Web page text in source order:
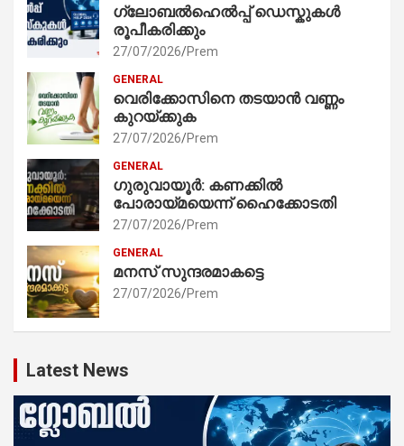
ഗ്ലോബൽഹെൽപ്പ് ഡെസ്കുകൾ
രൂപീകരിക്കും
27/07/2026 Prem
GENERAL
വെരിക്കോസിനെ തടയാൻ വണ്ണം
കുറയ്ക്കുക
27/07/2026 Prem
GENERAL
ഗുരുവായൂർ: കണക്കിൽ
പോരായ്മയെന്ന് ഹൈക്കോടതി
27/07/2026 Prem
GENERAL
മനസ് സുന്ദരമാകട്ടെ
27/07/2026 Prem
Latest News